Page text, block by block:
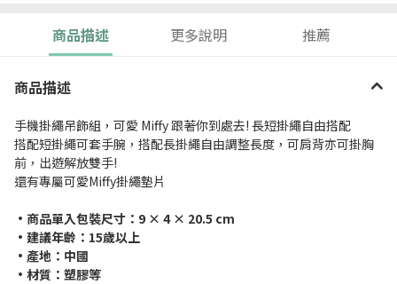
商品描述 更多說明 推薦
商品描述
手機掛繩吊飾組，可愛 Miffy 跟著你到處去! 長短掛繩自由搭配
搭配短掛繩可套手腕，搭配長掛繩自由調整長度，可肩背亦可掛胸
前，出遊解放雙手!
還有專屬可愛Miffy掛繩墊片
•商品單入包裝尺寸：9 × 4 × 20.5 cm
•建議年齡：15歲以上
•產地：中國
•材質：塑膠等